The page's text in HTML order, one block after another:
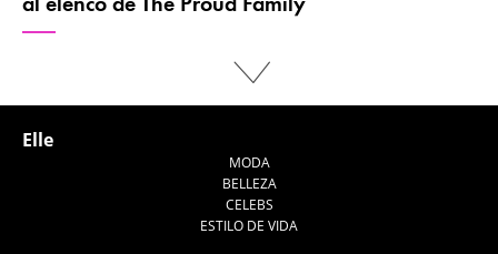
Elle
MODA
BELLEZA
CELEBS
ESTILO DE VIDA